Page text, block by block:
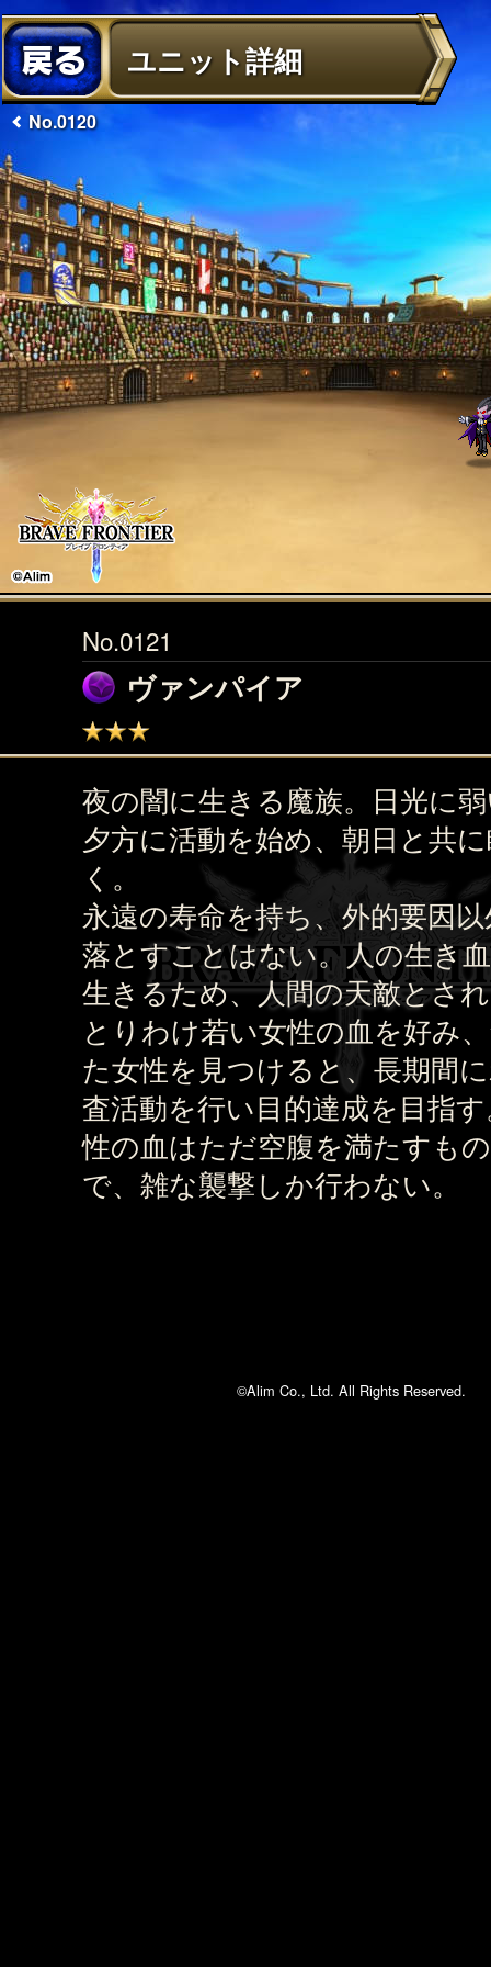
ユニット詳細
No.0120
No.0121
ヴァンパイア
夜の闇に生きる魔族。日光に
夕方に活動を始め、朝日と共
く。
永遠の寿命を持ち、外的要因
落とすことはない。人の生き
生きるため、人間の天敵とさ
とりわけ若い女性の血を好み
た女性を見つけると、長期間
査活動を行い目的達成を目指
性の血はただ空腹を満たすも
で、雑な襲撃しか行わない。
©Alim Co., Ltd. All Rights Reserved.